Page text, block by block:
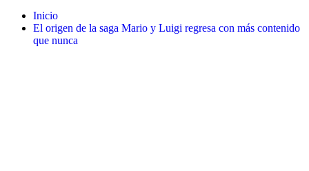
Inicio
El origen de la saga Mario y Luigi regresa con más contenido
que nunca